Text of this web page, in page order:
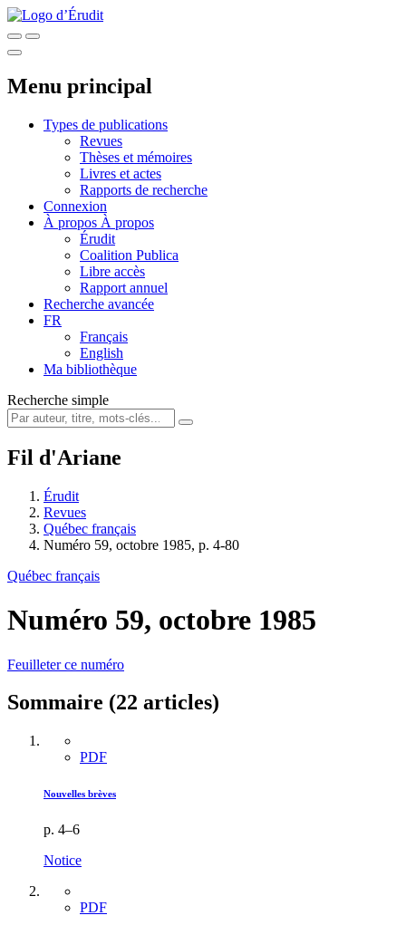
Menu principal
Types de publications
Revues
Thèses et mémoires
Livres et actes
Rapports de recherche
Connexion
À propos À propos
Érudit
Coalition Publica
Libre accès
Rapport annuel
Recherche avancée
FR
Français
English
Ma bibliothèque
Recherche simple
Fil d'Ariane
Érudit
Revues
Québec français
Numéro 59, octobre 1985, p. 4-80
Québec français
Numéro 59, octobre 1985
Feuilleter ce numéro
Sommaire (22 articles)
PDF
Nouvelles brèves
p. 4–6
Notice
PDF